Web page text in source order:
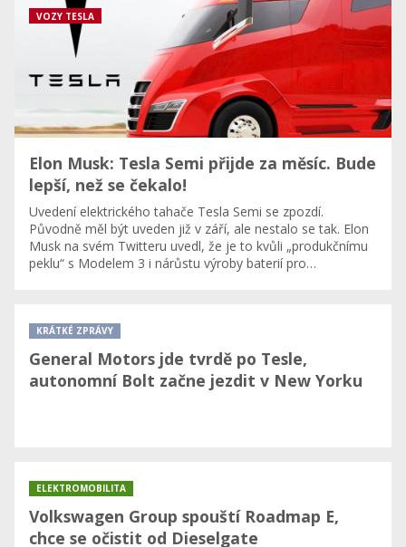
Elon Musk: Tesla Semi přijde za měsíc. Bude
lepší, než se čekalo!
Uvedení elektrického tahače Tesla Semi se zpozdí.
Původně měl být uveden již v září, ale nestalo se tak. Elon
Musk na svém Twitteru uvedl, že je to kvůli „produkčnímu
peklu“ s Modelem 3 i nárůstu výroby baterií pro…
VOZY TESLA
General Motors jde tvrdě po Tesle,
autonomní Bolt začne jezdit v New Yorku
KRÁTKÉ ZPRÁVY
Volkswagen Group spouští Roadmap E,
chce se očistit od Dieselgate
ELEKTROMOBILITA